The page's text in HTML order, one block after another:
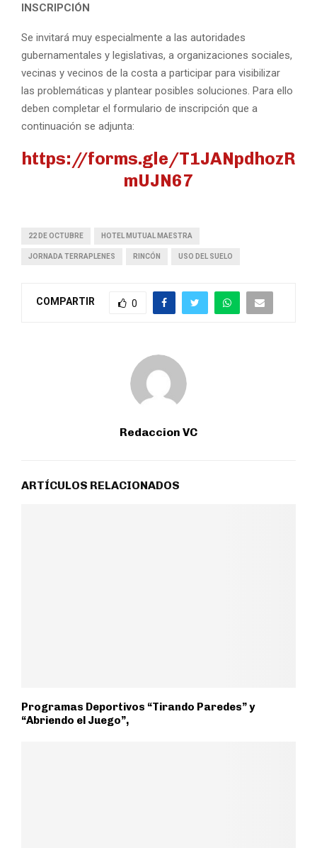
INSCRIPCIÓN
Se invitará muy especialmente a las autoridades
gubernamentales y legislativas, a organizaciones sociales,
vecinas y vecinos de la costa a participar para visibilizar
las problemáticas y plantear posibles soluciones. Para ello
deben completar el formulario de inscripción que a
continuación se adjunta:
https://forms.gle/T1JANpdhozR
mUJN67
22 DE OCTUBRE HOTEL MUTUAL MAESTRA
JORNADA TERRAPLENES RINCÓN USO DEL SUELO
COMPARTIR 0
Redaccion VC
ARTÍCULOS RELACIONADOS
Programas Deportivos “Tirando Paredes” y
“Abriendo el Juego”,